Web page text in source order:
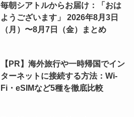
毎朝シアトルからお届け：「おは
ようございます」 2026年8月3日
（月）〜8月7日（金）まとめ
【PR】海外旅行や一時帰国でイン
ターネットに接続する方法：Wi-
Fi・eSIMなど5種を徹底比較